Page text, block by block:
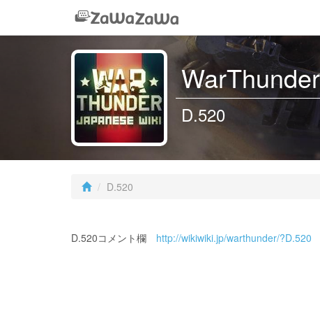
D.520
D.520
D.520コメント欄 http://wikiwiki.jp/warthunder/?D.520